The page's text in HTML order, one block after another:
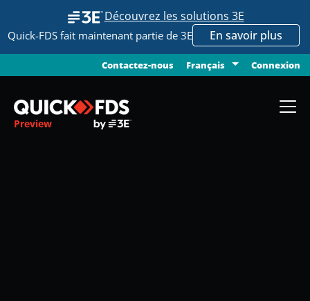
Découvrez les solutions 3E
Quick-FDS fait maintenant partie de 3E En savoir plus
Contactez-nous Français Connexion
Preview